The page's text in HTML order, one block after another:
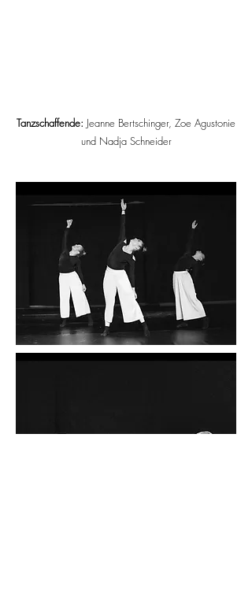
Tanzschaffende: Jeanne Bertschinger, Zoe Agustonie
und Nadja Schneider